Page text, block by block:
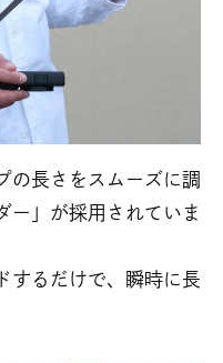
の長さをスムーズに調
ー」が採用されていま
するだけで、瞬時に長